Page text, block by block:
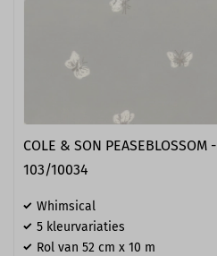
COLE & SON PEASEBLOSSOM -
103/10034
Whimsical
5 kleurvariaties
Rol van 52 cm x 10 m